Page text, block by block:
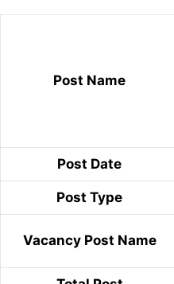
Post Name
Post Date
Post Type
Vacancy Post Name